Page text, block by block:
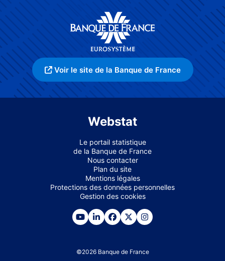
Voir le site de la Banque de France
Webstat
Le portail statistique
de la Banque de France
Nous contacter
Plan du site
Mentions légales
Protections des données personnelles
Gestion des cookies
©2026 Banque de France